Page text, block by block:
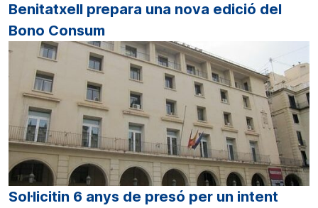
Benitatxell prepara una nova edició del
Bono Consum
Sol·licitin 6 anys de presó per un intent